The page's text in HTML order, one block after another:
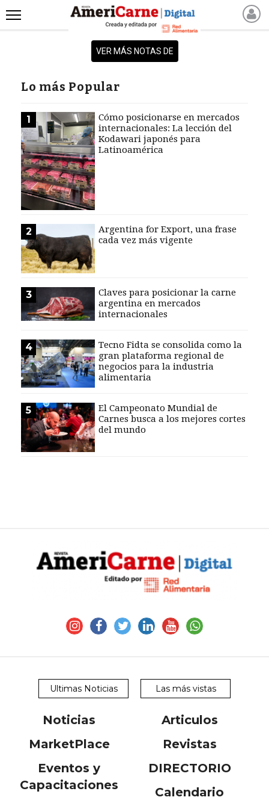
NOTICIAS RECIENTES
NOTICIAS
PRODUCCIÓN
PROCESO
PRODUCTO
NUEVOS PRODUCTOS
MARKETPLACE
REVISTAS
REVISTAS
CATÁLOGO DE CORTES
DE CARNE VACUNA
CAPACITACIONES
DIRECTORIO
MEDIA KIT
SERVICIOS
CONDICIONES
POLÍTICAS
VER MÁS NOTAS DE
Lo más Popular
1
Cómo posicionarse en mercados
internacionales: La lección del
Kodawari japonés para
Latinoamérica
2
Argentina for Export, una frase
cada vez más vigente
3
Claves para posicionar la carne
argentina en mercados
internacionales
4
Tecno Fidta se consolida como la
gran plataforma regional de
negocios para la industria
alimentaria
5
El Campeonato Mundial de
Carnes busca a los mejores cortes
del mundo
Ultimas Noticias Las más vistas
Noticias
Articulos
MarketPlace
Revistas
Eventos y
Capacitaciones
DIRECTORIO
Calendario